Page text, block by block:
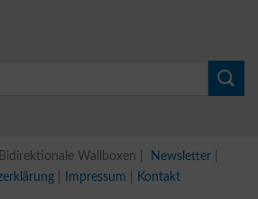
Wallboxen | Newsletter
Impressum Kontakt